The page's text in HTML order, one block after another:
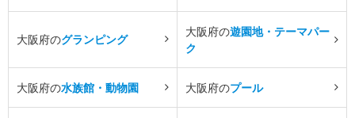
大阪府のグランピング
大阪府の遊園地・テーマパー
ク
大阪府の水族館・動物園 大阪府のプール